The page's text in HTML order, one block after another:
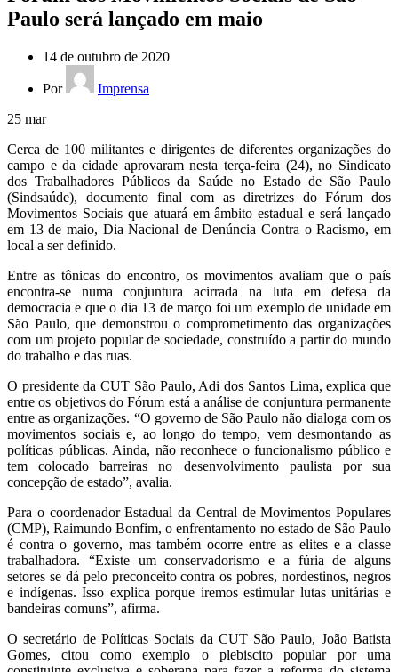
Paulo será lançado em maio
14 de outubro de 2020
Por
Imprensa
25 mar
Cerca de 100 militantes e dirigentes de diferentes organizações do
campo e da cidade aprovaram nesta terça-feira (24), no Sindicato
dos Trabalhadores Públicos da Saúde no Estado de São Paulo
(Sindsaúde), documento final com as diretrizes do Fórum dos
Movimentos Sociais que atuará em âmbito estadual e será lançado
em 13 de maio, Dia Nacional de Denúncia Contra o Racismo, em
local a ser definido.
Entre as tônicas do encontro, os movimentos avaliam que o país
encontra-se numa conjuntura acirrada na luta em defesa da
democracia e que o dia 13 de março foi um exemplo de unidade em
São Paulo, que demonstrou o comprometimento das organizações
com um projeto popular de sociedade, construído a partir do mundo
do trabalho e das ruas.
O presidente da CUT São Paulo, Adi dos Santos Lima, explica que
entre os objetivos do Fórum está a análise de conjuntura permanente
entre as organizações. “O governo de São Paulo não dialoga com os
movimentos sociais e, ao longo do tempo, vem desmontando as
políticas públicas. Ainda, não reconhece o funcionalismo público e
tem colocado barreiras no desenvolvimento paulista por sua
concepção de estado”, avalia.
Para o coordenador Estadual da Central de Movimentos Populares
(CMP), Raimundo Bonfim, o enfrentamento no estado de São Paulo
é contra o governo, mas também ocorre entre as elites e a classe
trabalhadora. “Existe um conservadorismo e a fúria de alguns
setores se dá pelo preconceito contra os pobres, nordestinos, negros
e indígenas. Isso explica porque iremos estimular lutas unitárias e
bandeiras comuns”, afirma.
O secretário de Políticas Sociais da CUT São Paulo, João Batista
Gomes, citou como exemplo o plebiscito popular por uma